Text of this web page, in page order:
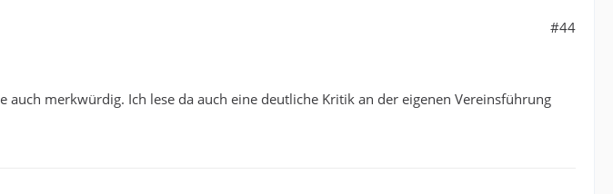
#44
auch merkwürdig. Ich lese da auch eine deutliche Kritik an der eigenen Vereinsführung